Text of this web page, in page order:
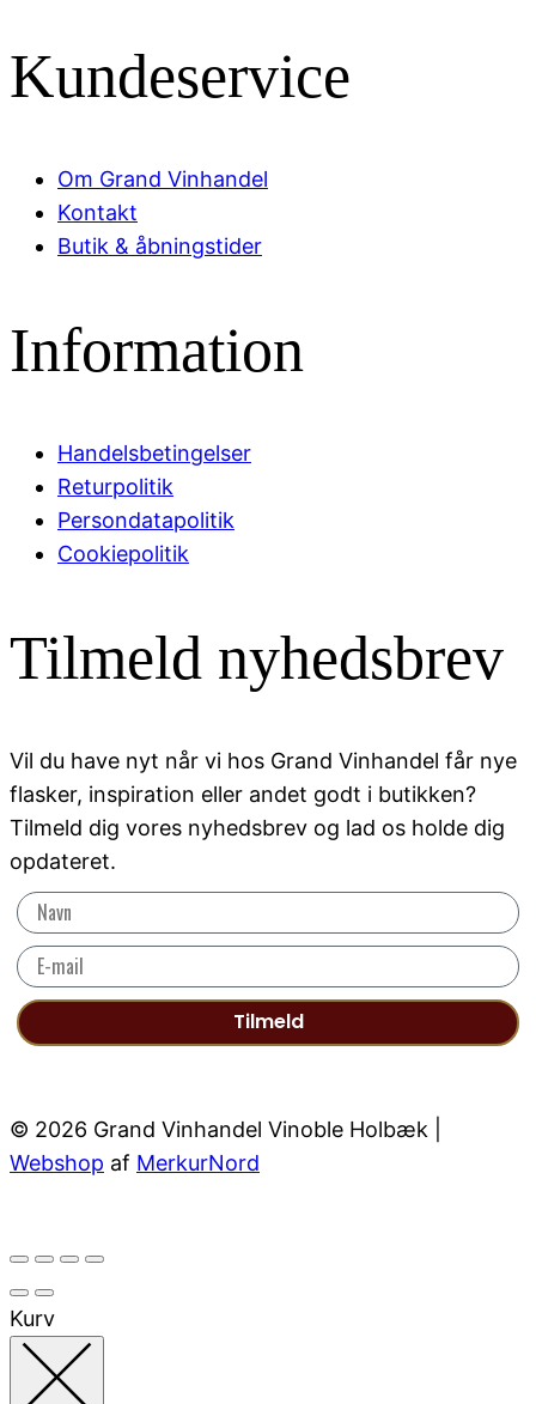
Kundeservice
Om Grand Vinhandel
Kontakt
Butik & åbningstider
Information
Handelsbetingelser
Returpolitik
Persondatapolitik
Cookiepolitik
Tilmeld nyhedsbrev
Vil du have nyt når vi hos Grand Vinhandel får nye
flasker, inspiration eller andet godt i butikken?
Tilmeld dig vores nyhedsbrev og lad os holde dig
opdateret.
Tilmeld
© 2026 Grand Vinhandel Vinoble Holbæk |
Webshop af MerkurNord
Kurv